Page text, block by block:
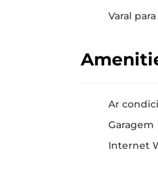
Varal
Ar
Garagem
Internet